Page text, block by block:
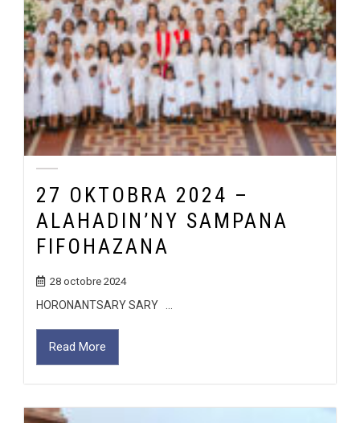
27 OKTOBRA 2024 –
ALAHADIN’NY SAMPANA
FIFOHAZANA
28 octobre 2024
HORONANTSARY SARY ...
Read More